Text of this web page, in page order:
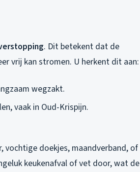
. Dit betekent dat de
vrij kan stromen. U herkent dit aan:
wegzakt.
vaak in Oud-Krispijn.
doekjes, maandverband, of
keukenafval of vet door, wat de